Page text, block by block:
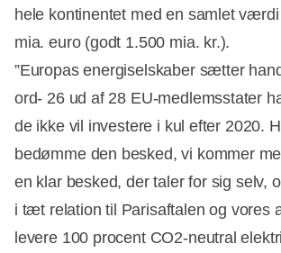
hele kontinentet med en samlet
mia. euro (godt 1.500 mia. kr.).
”Europas energiselskaber sætter
ord- 26 ud af 28 EU-medlemsstater
de ikke vil investere i kul efter 2020.
bedømme den besked, vi kommer
en klar besked, der taler for sig selv,
i tæt relation til Parisaftalen og vores
levere 100 procent CO2-neutral